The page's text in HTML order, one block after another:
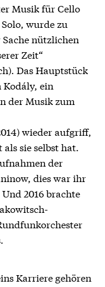
Musik für Cello
wurde zu
nützlichen
Zeit“
Das Hauptstück
Kodály, ein
der Musik zum
wieder aufgriff,
sie selbst hat.
der
dies war ihr
2016 brachte
Karriere gehören